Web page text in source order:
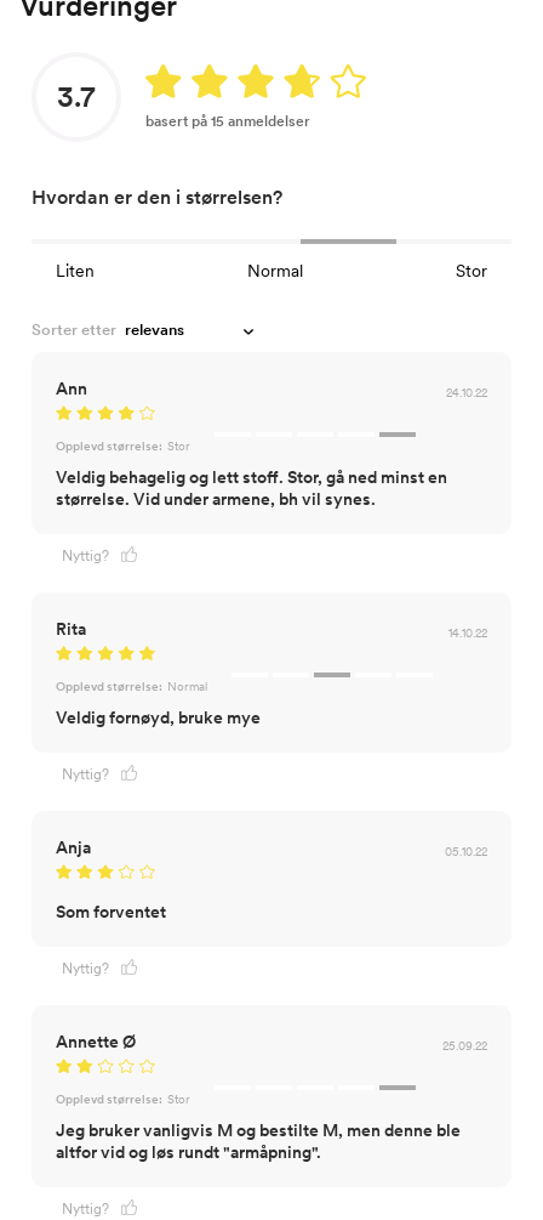
3.7
basert på 15 anmeldelser
Hvordan er den i størrelsen?
Liten Normal Stor
Sorter etter
Ann 24.10.22
Opplevd størrelse: Stor
Veldig behagelig og lett stoff. Stor, gå ned minst en
størrelse. Vid under armene, bh vil synes.
Nyttig?
Rita 14.10.22
Opplevd størrelse: Normal
Veldig fornøyd, bruke mye
Nyttig?
Anja 05.10.22
Som forventet
Nyttig?
Annette Ø 25.09.22
Opplevd størrelse: Stor
Jeg bruker vanligvis M og bestilte M, men denne ble
altfor vid og løs rundt "armåpning".
Nyttig?